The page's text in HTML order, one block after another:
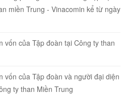
miền Trung - Vinacomin kể từ ngày
vốn của Tập đoàn tại Công ty than
vốn của Tập đoàn và người đại diện
ty than Miền Trung